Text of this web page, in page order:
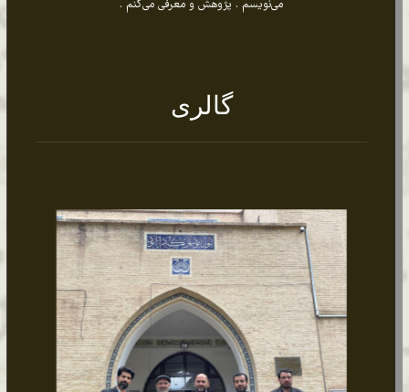
درباره من
تاریخ چاپ کتاب‌های ایران . در اینجا از کتاب‌خوانی و کتاب‌بازی‌های روزانه‌ام
می‌نویسم . پژوهش و معرفی می‌کنم .
گالری